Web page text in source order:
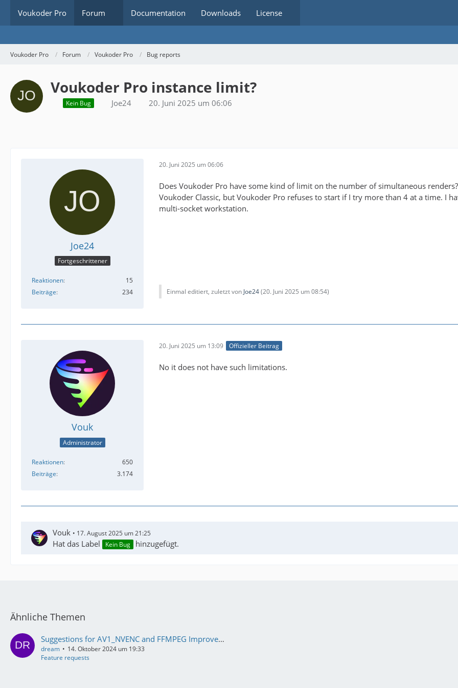
Voukoder Pro Forum Documentation Downloads License
Voukoder Pro Forum Voukoder Pro Bug reports
Voukoder Pro instance limit?
Kein Bug Joe24 20. Juni 2025 um 06:06
Joe24
Fortgeschrittener
Reaktionen
15
Beiträge
234
20. Juni 2025 um 06:06
Does Voukoder Pro have some kind of limit on the number of simultaneous
Voukoder Classic, but Voukoder Pro refuses to start if I try more than 4 at a time. I
multi-socket workstation.
Einmal editiert, zuletzt vonJoe24(20. Juni 2025 um 08:54)
Vouk
Administrator
Reaktionen
650
Beiträge
3.174
20. Juni 2025 um 13:09 Offizieller Beitrag
No it does not have such limitations.
Vouk 17. August 2025 um 21:25
Hat das Label Kein Bug hinzugefügt.
Ähnliche Themen
Suggestions for AV1_NVENC and FFMPEG Improvements
dream
14. Oktober 2024 um 19:33
Feature requests